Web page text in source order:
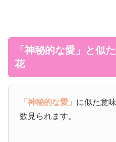
「神秘的な愛」と似
花
「神秘的な愛」 に似た意
数見られます。